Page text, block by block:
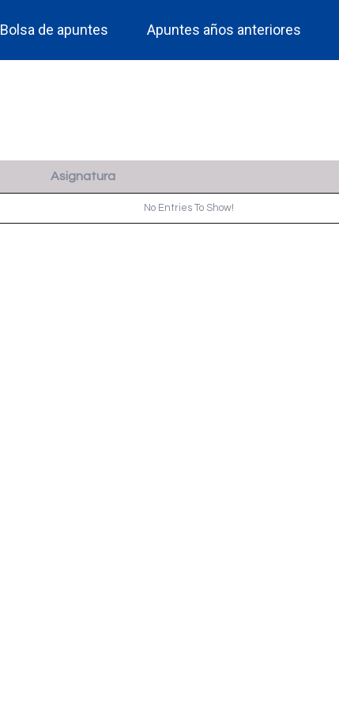
Bolsa de apuntes Apuntes años anteriores
Asignatura
No Entries To Show!